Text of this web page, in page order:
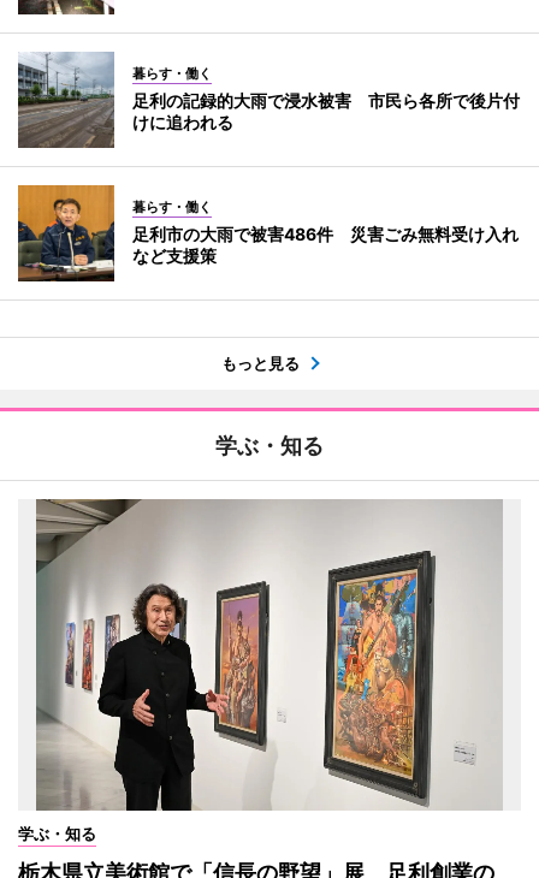
暮らす・働く
足利の記録的大雨で浸水被害 市民ら各所で後片付
けに追われる
暮らす・働く
足利市の大雨で被害486件 災害ごみ無料受け入れ
など支援策
もっと見る
学ぶ・知る
学ぶ・知る
栃木県立美術館で「信長の野望」展 足利創業の